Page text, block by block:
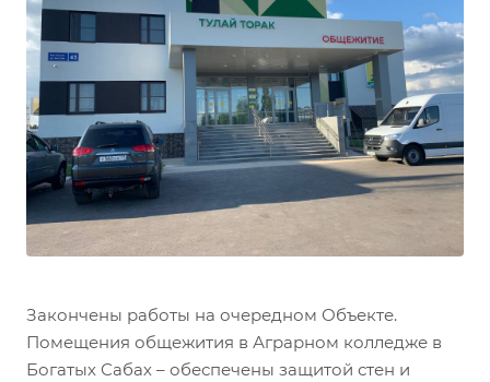
Закончены работы на очередном Объекте.
Помещения общежития в Аграрном колледже в
Богатых Сабах – обеспечены защитой стен и